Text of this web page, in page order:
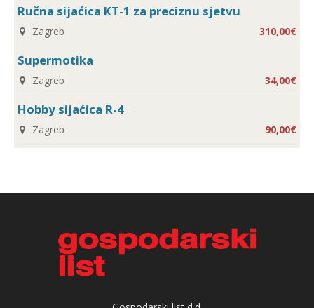
Ručna sijaćica KT-1 za preciznu sjetvu
Zagreb 310,00€
Supermotika
Zagreb 34,00€
Hobby sijaćica R-4
Zagreb 90,00€